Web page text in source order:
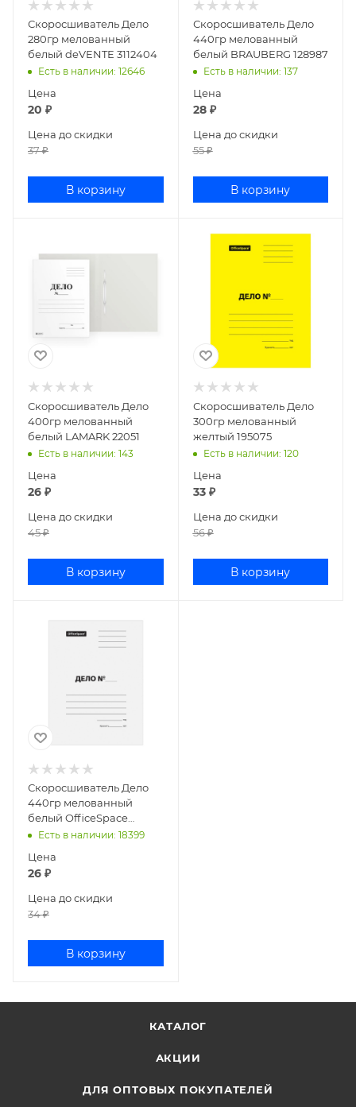
Скоросшиватель Дело
280гр мелованный
белый deVENTE 3112404
Есть в наличии: 12646
Цена
20 ₽
Цена до скидки
37₽
В корзину
Скоросшиватель Дело
440гр мелованный
белый BRAUBERG 128987
Есть в наличии: 137
Цена
28₽
Цена до скидки
55₽
В корзину
Скоросшиватель Дело
400гр мелованный
белый LAMARK 22051
Есть в наличии: 143
Цена
26 ₽
Цена до скидки
45₽
В корзину
Скоросшиватель Дело
300гр мелованный
желтый 195075
Есть в наличии: 120
Цена
33₽
Цена до скидки
56₽
В корзину
Скоросшиватель Дело
440гр мелованный
белый OfficeSpace
158529
Есть в наличии: 18399
Цена
26 ₽
Цена до скидки
34₽
В корзину
КАТАЛОГ
АКЦИИ
ДЛЯ ОПТОВЫХ ПОКУПАТЕЛЕЙ